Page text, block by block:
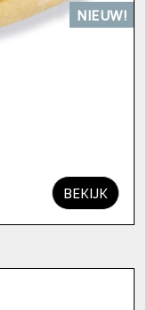
NIEUW!
BEKIJK